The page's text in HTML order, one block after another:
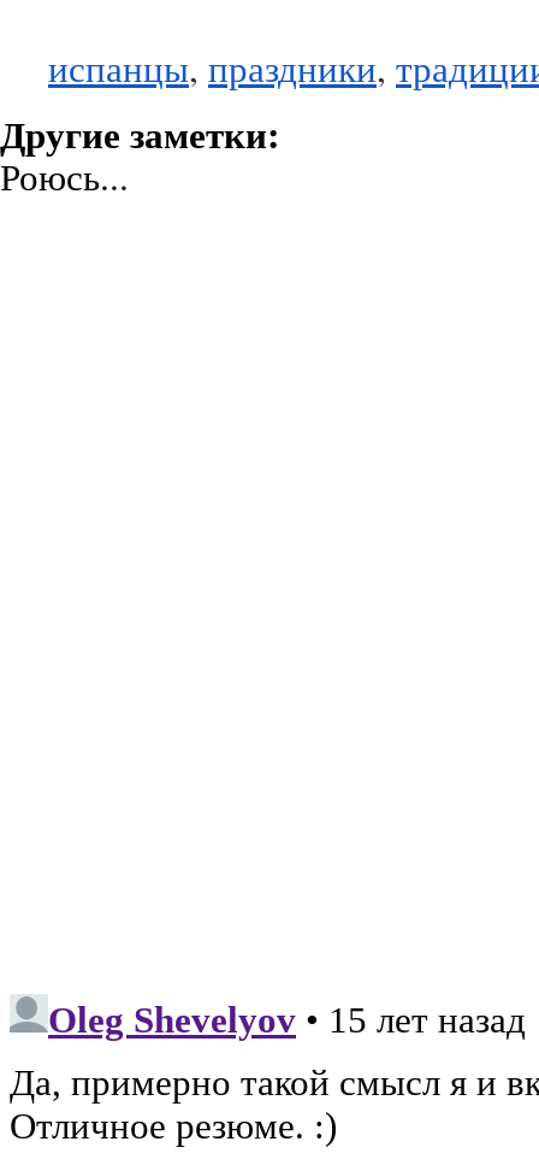
испанцы, праздники,
Другие заметки:
Роюсь...